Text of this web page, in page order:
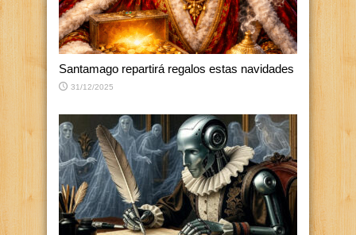
Santamago repartirá regalos estas navidades
31/12/2025